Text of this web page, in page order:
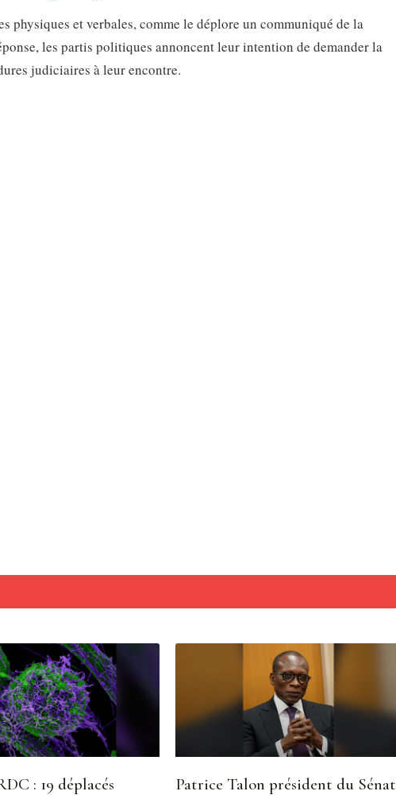
physiques et verbales, comme le déplore un communiqué de la
les partis politiques annoncent leur intention de demander la
judiciaires à leur encontre.
: 19 déplacés
Patrice Talon président du Sénat